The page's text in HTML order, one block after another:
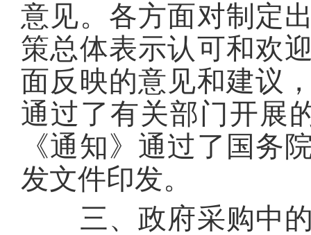
意见。各方面对制定
策总体表示认可和欢
面反映的意见和建议
通过了有关部门开展
《通知》通过了国务
发文件印发。
三、政府采购中的